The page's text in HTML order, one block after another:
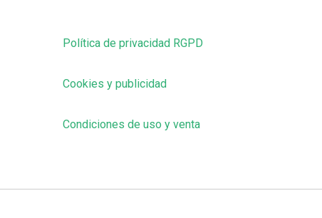
Política de privacidad RGPD
Cookies y publicidad
Condiciones de uso y venta